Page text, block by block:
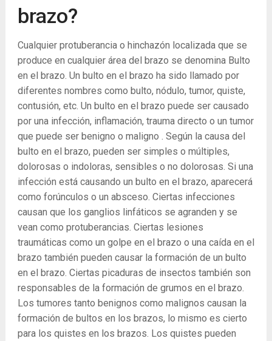
brazo?
Cualquier protuberancia o hinchazón localizada que se
produce en cualquier área del brazo se denomina Bulto
en el brazo. Un bulto en el brazo ha sido llamado por
diferentes nombres como bulto, nódulo, tumor, quiste,
contusión, etc. Un bulto en el brazo puede ser causado
por una infección, inflamación, trauma directo o un tumor
que puede ser benigno o maligno . Según la causa del
bulto en el brazo, pueden ser simples o múltiples,
dolorosas o indoloras, sensibles o no dolorosas. Si una
infección está causando un bulto en el brazo, aparecerá
como forúnculos o un absceso. Ciertas infecciones
causan que los ganglios linfáticos se agranden y se
vean como protuberancias. Ciertas lesiones
traumáticas como un golpe en el brazo o una caída en el
brazo también pueden causar la formación de un bulto
en el brazo. Ciertas picaduras de insectos también son
responsables de la formación de grumos en el brazo.
Los tumores tanto benignos como malignos causan la
formación de bultos en los brazos, lo mismo es cierto
para los quistes en los brazos. Los quistes pueden